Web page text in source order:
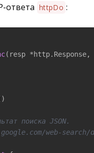
ответа httpDo :
(resp
поиска JSON.
web-